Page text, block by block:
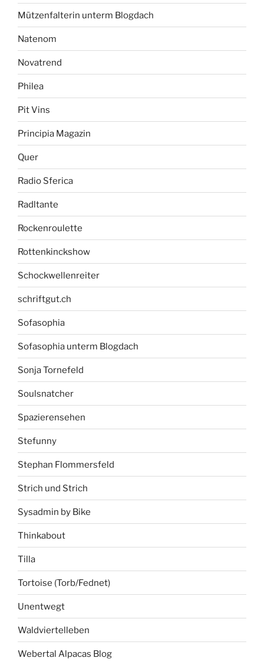
Mützenfalterin unterm Blogdach
Natenom
Novatrend
Philea
Pit Vins
Principia Magazin
Quer
Radio Sferica
Radltante
Rockenroulette
Rottenkinckshow
Schockwellenreiter
schriftgut.ch
Sofasophia
Sofasophia unterm Blogdach
Sonja Tornefeld
Soulsnatcher
Spazierensehen
Stefunny
Stephan Flommersfeld
Strich und Strich
Sysadmin by Bike
Thinkabout
Tilla
Tortoise (Torb/Fednet)
Unentwegt
Waldviertelleben
Webertal Alpacas Blog